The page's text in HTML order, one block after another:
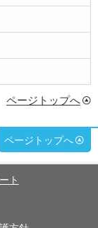
ページトップへ
ページトップへ
ト